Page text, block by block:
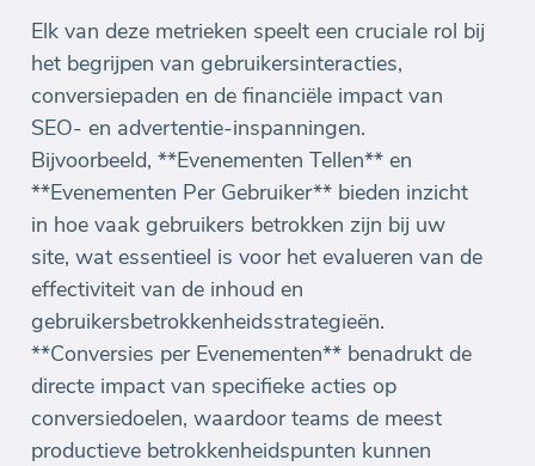
Elk van deze metrieken speelt een cruciale rol bij
het begrijpen van gebruikersinteracties,
conversiepaden en de financiële impact van
SEO- en advertentie-inspanningen.
Bijvoorbeeld, **Evenementen Tellen** en
**Evenementen Per Gebruiker** bieden inzicht
in hoe vaak gebruikers betrokken zijn bij uw
site, wat essentieel is voor het evalueren van de
effectiviteit van de inhoud en
gebruikersbetrokkenheidsstrategieën.
**Conversies per Evenementen** benadrukt de
directe impact van specifieke acties op
conversiedoelen, waardoor teams de meest
productieve betrokkenheidspunten kunnen